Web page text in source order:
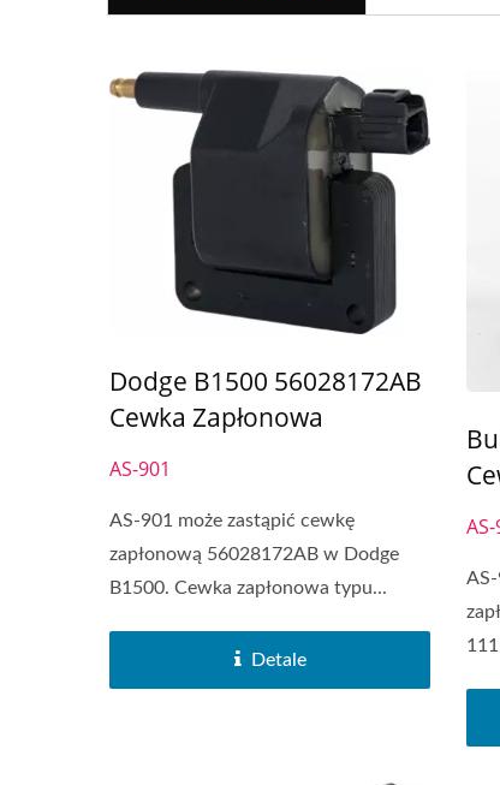
Dodge B1500 56028172AB
Cewka Zapłonowa
AS-901
AS-901 może zastąpić cewkę
zapłonową 56028172AB w Dodge
B1500. Cewka zapłonowa typu...
Detale